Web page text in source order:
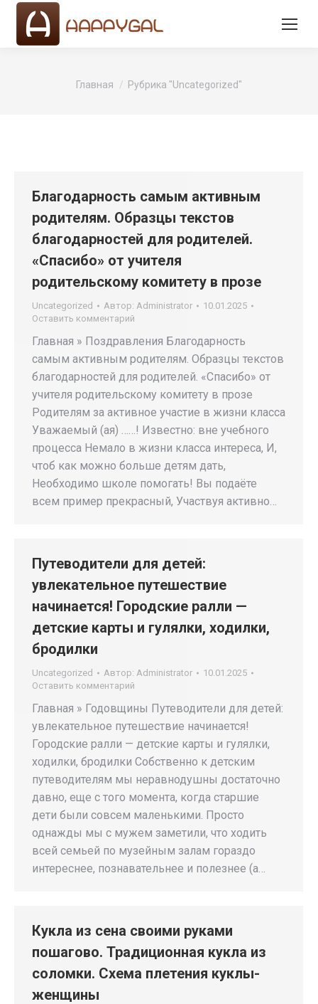
Вы здесь:
Главная Рубрика "Uncategorized"
Благодарность самым активным
родителям. Образцы текстов
благодарностей для родителей.
«Спасибо» от учителя
родительскому комитету в прозе
Uncategorized Автор: Administrator
10.01.2025
Оставить комментарий
Главная » Поздравления Благодарность
самым активным родителям. Образцы текстов
благодарностей для родителей. «Спасибо» от
учителя родительскому комитету в прозе
Родителям за активное участие в жизни класса
Уважаемый (ая) ……! Известно: вне учебного
процесса Немало в жизни класса интереса, И,
чтоб как можно больше детям дать,
Необходимо школе помогать! Вы подаёте
всем пример прекрасный, Участвуя активно…
Путеводители для детей:
увлекательное путешествие
начинается! Городские ралли —
детские карты и гулялки, ходилки,
бродилки
Uncategorized Автор: Administrator
10.01.2025
Оставить комментарий
Главная » Годовщины Путеводители для детей:
увлекательное путешествие начинается!
Городские ралли — детские карты и гулялки,
ходилки, бродилки Собственно к детским
путеводителям мы неравнодушны достаточно
давно, еще с того момента, когда старшие
дети были совсем маленькими. Просто
однажды мы с мужем заметили, что ходить
всей семьей по музейным залам гораздо
интереснее, познавательнее и полезнее (а…
Кукла из сена своими руками
пошагово. Традиционная кукла из
соломки. Схема плетения куклы-
женщины